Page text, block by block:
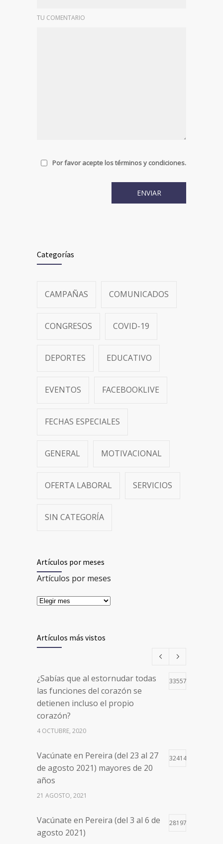
TU COMENTARIO
Por favor acepte los términos y condiciones.
Categorías
CAMPAÑAS COMUNICADOS
CONGRESOS COVID-19
DEPORTES EDUCATIVO
EVENTOS FACEBOOKLIVE
FECHAS ESPECIALES
GENERAL MOTIVACIONAL
OFERTA LABORAL SERVICIOS
SIN CATEGORÍA
Artículos por meses
Artículos por meses
Artículos más vistos
¿Sabías que al estornudar todas
las funciones del corazón se
detienen incluso el propio
corazón?
33557
4 OCTUBRE, 2020
Vacúnate en Pereira (del 23 al 27
de agosto 2021) mayores de 20
años
32414
21 AGOSTO, 2021
Vacúnate en Pereira (del 3 al 6 de
agosto 2021)
28197